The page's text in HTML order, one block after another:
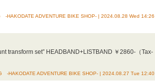
-HAKODATE ADVENTURE BIKE SHOP- | 2024.08.28 Wed 14:26
transform set” HEADBAND+LISTBAND ￥2860-（Tax-
-HAKODATE ADVENTURE BIKE SHOP- | 2024.08.27 Tue 12:40